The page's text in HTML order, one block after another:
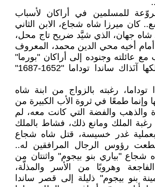
للمسلمين في أراكان لأسباب
كان ميرزا شاه شجاع، الابن الثاني
شاه جهان، الذي شيَّد ضريح تاج محل،
أخيه محي الدين محمد، المعروف
عائلته وجنوده إلى أراكان "بورما"
حيث سمح له ملكها آنَذاك ساندا توداما "1652-1687"
توداما، رغبته بالزواج من ابنة شاه
وإنما طمعًا في ثروة الأب الكبيرة من
والذهب والفضة التي كانت معه، لم
الملك ومانع ذلك، فشاط بالملك
غدر خسيسة، قتل شاه شجاع
رؤوس الرجال المرافقين له..
شجاع "بياري بنو بيجوم" واثنتان من
وهروبًا من الأسر والمذلّة،
بنو بيجوم" ذليلة إلى قصر ساندا